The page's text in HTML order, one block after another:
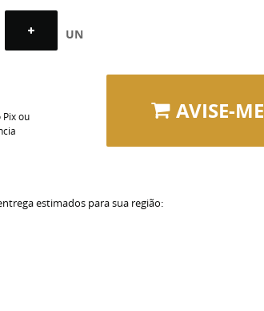
UN
Pix ou
AVISE-ME
estimados para sua região: